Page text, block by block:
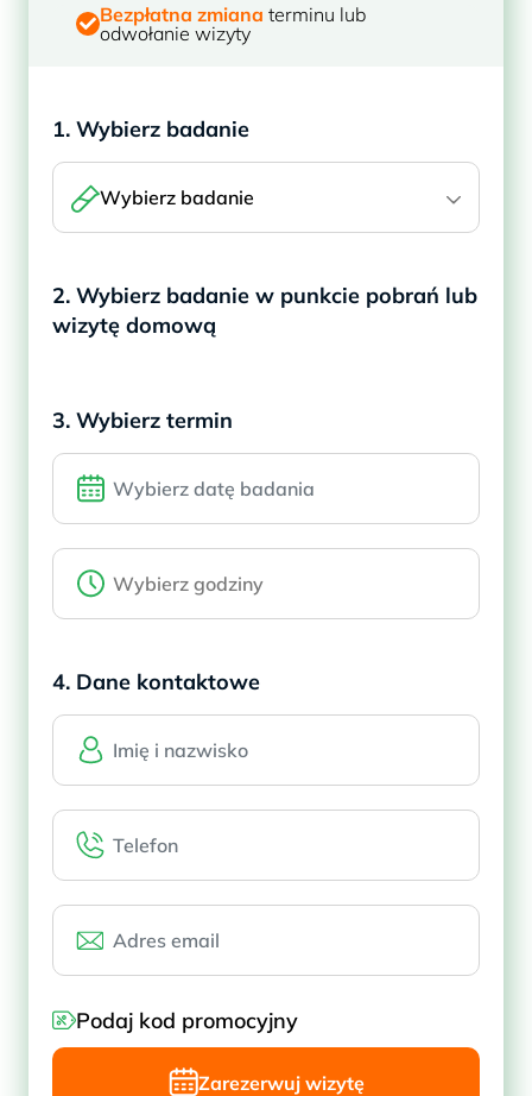
Bezpłatna zmiana terminu lub
odwołanie wizyty
1. Wybierz badanie
Wybierz badanie
2. Wybierz badanie w punkcie pobrań lub
wizytę domową
3. Wybierz termin
4. Dane kontaktowe
Podaj kod promocyjny
Zarezerwuj wizytę